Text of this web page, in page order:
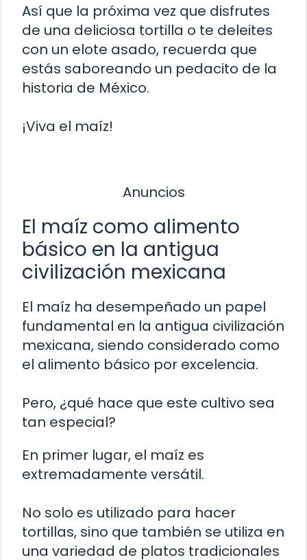
Así que la próxima vez que disfrutes
de una deliciosa tortilla o te deleites
con un elote asado, recuerda que
estás saboreando un pedacito de la
historia de México.
¡Viva el maíz!
Anuncios
El maíz como alimento
básico en la antigua
civilización mexicana
El maíz ha desempeñado un papel
fundamental en la antigua civilización
mexicana, siendo considerado como
el alimento básico por excelencia.
Pero, ¿qué hace que este cultivo sea
tan especial?
En primer lugar, el maíz es
extremadamente versátil.
No solo es utilizado para hacer
tortillas, sino que también se utiliza en
una variedad de platos tradicionales